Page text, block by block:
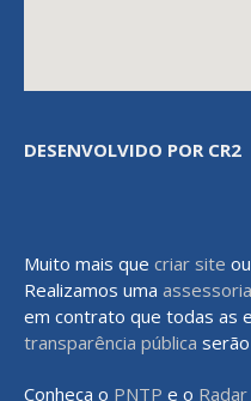
DESENVOLVIDO POR CR2
Muito mais que criar site ou
Realizamos uma assessoria
em contrato que todas as
transparência pública
Conheça o PNTP e o